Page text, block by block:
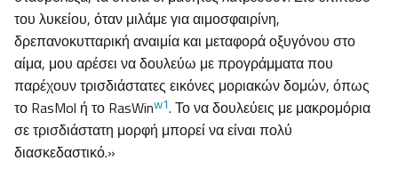
του λυκείου, όταν μιλάμε για αιμοσφαιρίνη,
δρεπανοκυτταρική αναιμία και μεταφορά οξυγόνου στο
αίμα, μου αρέσει να δουλεύω με προγράμματα που
παρέχουν τρισδιάστατες εικόνες μοριακών δομών, όπως
το RasMol ή το RasWinw1. Το να δουλεύεις με μακρομόρια
σε τρισδιάστατη μορφή μπορεί να είναι πολύ
διασκεδαστικό.»